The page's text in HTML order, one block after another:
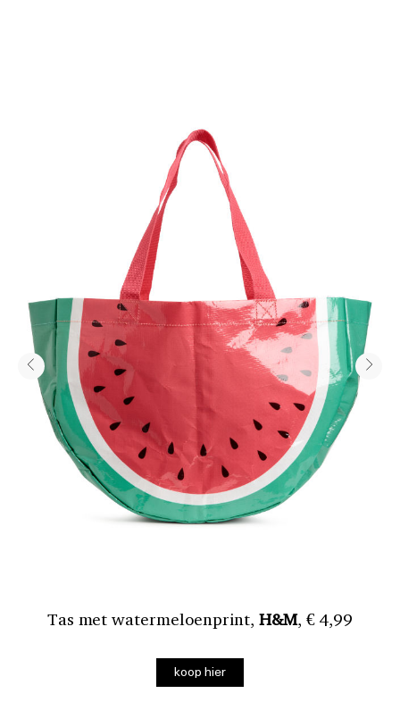
Tas met watermeloenprint, H&M, € 4,99
koop hier